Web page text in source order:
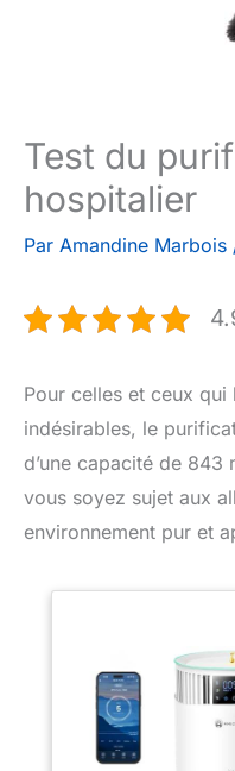
Test du
hospitalier
Par Amandine Marbois
Pour celles et ceux qui
indésirables, le
d’une capacité de
vous soyez sujet aux
environnement pur et